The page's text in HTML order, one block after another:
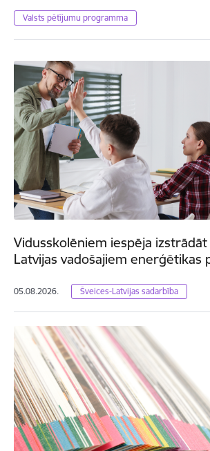
Valsts pētījumu programma
Vidusskolēniem iespēja
Latvijas vadošajiem enerģētikas
05.08.2026. Šveices-Latvijas sadarbība